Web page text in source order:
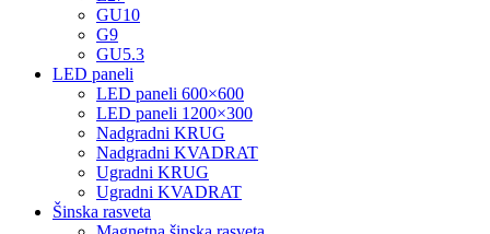
GU10
G9
GU5.3
LED paneli
LED paneli 600×600
LED paneli 1200×300
Nadgradni KRUG
Nadgradni KVADRAT
Ugradni KRUG
Ugradni KVADRAT
Šinska rasveta